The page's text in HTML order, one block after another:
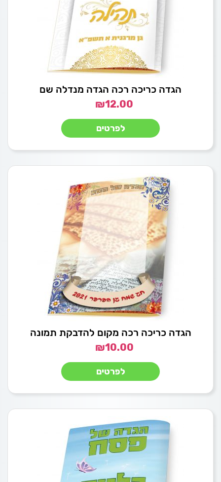
הגדה כריכה רכה הגדה מנדלה שם
₪12.00
לפרטים
הגדה כריכה רכה מקום להדבקת תמונה
₪10.00
לפרטים